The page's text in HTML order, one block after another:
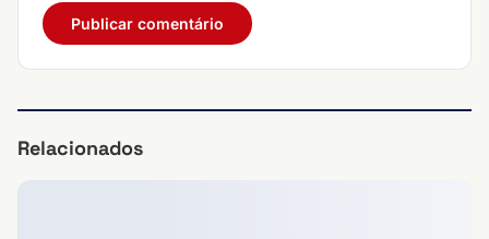
Relacionados